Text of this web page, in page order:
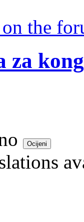
the
za